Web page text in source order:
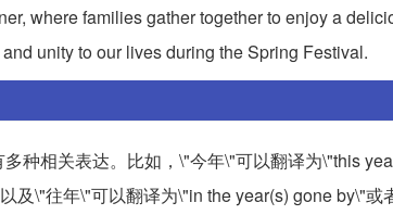
where families gather together to enjoy a
unity to our lives during the Spring Festival.
种相关表达。比如，\"今年\"可以翻译为\"this
及\"往年\"可以翻译为\"in the year(s) gone by\"